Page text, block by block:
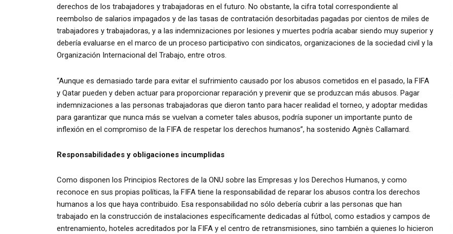
derechos de los trabajadores y trabajadoras en el futuro. No obstante, la cifra total correspondiente al
reembolso de salarios impagados y de las tasas de contratación desorbitadas pagadas por cientos de miles de
trabajadores y trabajadoras, y a las indemnizaciones por lesiones y muertes podría acabar siendo muy superior y
debería evaluarse en el marco de un proceso participativo con sindicatos, organizaciones de la sociedad civil y la
Organización Internacional del Trabajo, entre otros.
“Aunque es demasiado tarde para evitar el sufrimiento causado por los abusos cometidos en el pasado, la FIFA
y Qatar pueden y deben actuar para proporcionar reparación y prevenir que se produzcan más abusos. Pagar
indemnizaciones a las personas trabajadoras que dieron tanto para hacer realidad el torneo, y adoptar medidas
para garantizar que nunca más se vuelvan a cometer tales abusos, podría suponer un importante punto de
inflexión en el compromiso de la FIFA de respetar los derechos humanos”, ha sostenido Agnès Callamard.
Responsabilidades y obligaciones incumplidas
Como disponen los Principios Rectores de la ONU sobre las Empresas y los Derechos Humanos, y como
reconoce en sus propias políticas, la FIFA tiene la responsabilidad de reparar los abusos contra los derechos
humanos a los que haya contribuido. Esa responsabilidad no sólo debería cubrir a las personas que han
trabajado en la construcción de instalaciones específicamente dedicadas al fútbol, como estadios y campos de
entrenamiento, hoteles acreditados por la FIFA y el centro de retransmisiones, sino también a quienes lo hicieron